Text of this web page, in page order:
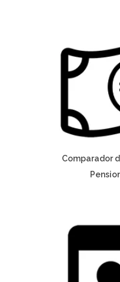
Comparador